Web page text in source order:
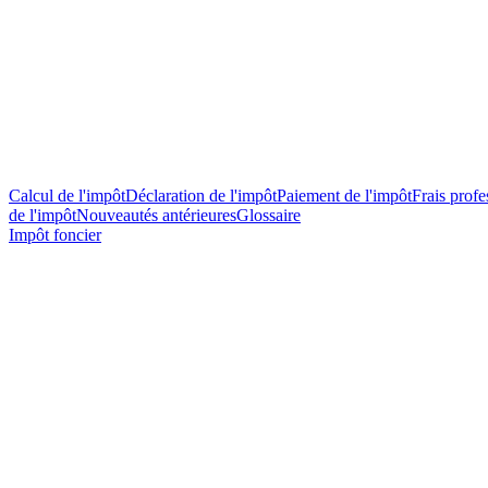
Calcul de l'impôtDéclaration de l'impôtPaiement de l'impôtFrais
de l'impôtNouveautés antérieuresGlossaire
Impôt foncier